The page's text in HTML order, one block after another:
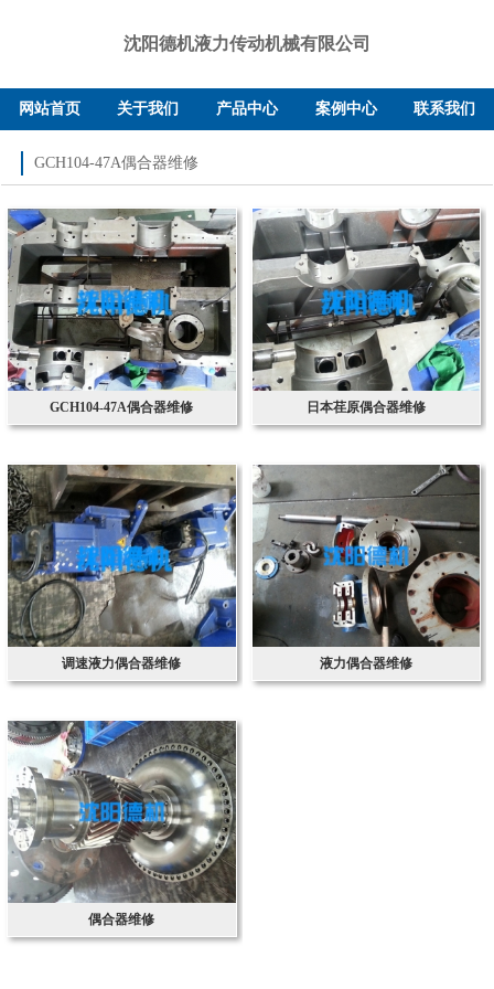
沈阳德机液力传动机械有限公司
网站首页 关于我们 产品中心 案例中心 联系我们
GCH104-47A偶合器维修
GCH104-47A偶合器维修 日本荏原偶合器维修
调速液力偶合器维修 液力偶合器维修
偶合器维修